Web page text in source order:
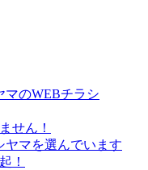
マのWEBチラシ
せん！
ヤマを選んでいます
！